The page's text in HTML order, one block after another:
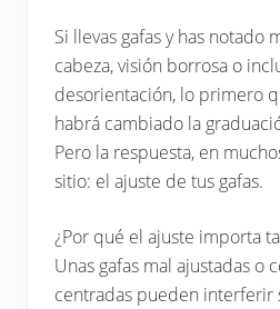
Si llevas gafas y has notado
cabeza, visión borrosa o
desorientación, lo primero
habrá cambiado la
Pero la respuesta, en
sitio: el ajuste de tus gafas.
¿Por qué el ajuste importa
Unas gafas mal ajustadas o
centradas pueden interferir